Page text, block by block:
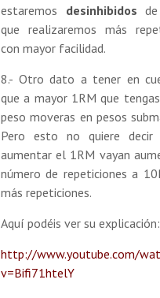
estaremos desinhibidos
que realizaremos más
con mayor facilidad.
8.- Otro dato a tener en
que a mayor 1RM que
peso moveras en pesos
Pero esto no quiere
aumentar el 1RM vayan
número de repeticiones a
más repeticiones.
Aquí podéis ver su explicación:
http://www.youtube.com/
v=Bifi71htelY